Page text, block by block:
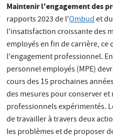
Maintenir l'engagement des
rapports 2023 de l'Ombudet
l'insatisfaction croissante des
employés en fin de carrière,
l'engagement professionnel.
personnel employés (MPE)
cours des 15 prochaines
des mesures pour conserver
professionnels expérimentés.
de travailler à travers deux
les problèmes et de proposer